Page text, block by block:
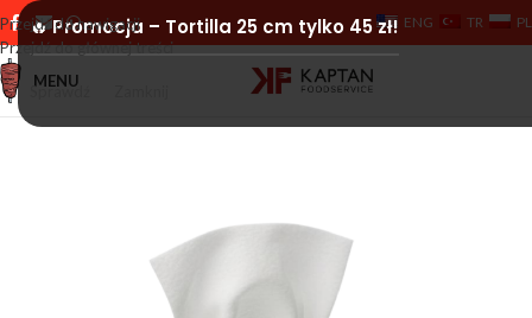
Przejdź do nawigacji
Przejdź do głównej treści
🔥 Promocja – Tortilla 25 cm tylko 45 zł!
Sprawdź
ENG TR PL
MENU